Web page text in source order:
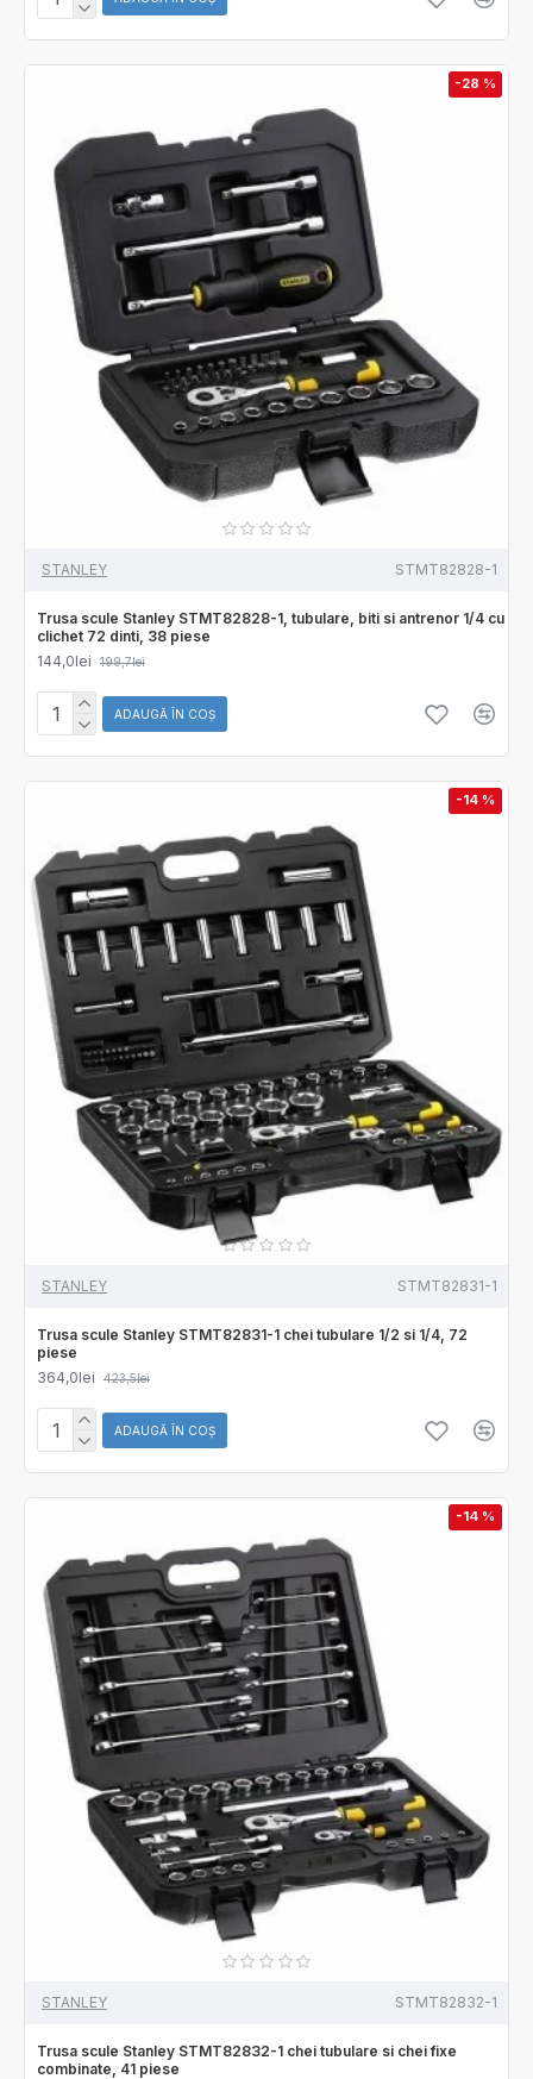
-28 %
STANLEY STMT82828-1
Trusa scule Stanley STMT82828-1, tubulare, biti si antrenor 1/4 cu
clichet 72 dinti, 38 piese
144,0lei
199,7lei
ADAUGĂ ÎN COŞ
-14 %
STANLEY STMT82831-1
Trusa scule Stanley STMT82831-1 chei tubulare 1/2 si 1/4, 72
piese
364,0lei
423,5lei
ADAUGĂ ÎN COŞ
-14 %
STANLEY STMT82832-1
Trusa scule Stanley STMT82832-1 chei tubulare si chei fixe
combinate, 41 piese